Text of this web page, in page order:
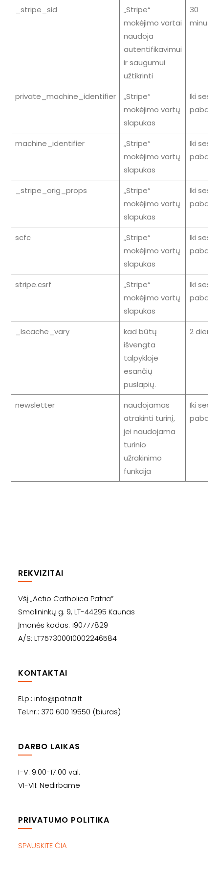
_stripe_sid
„Stripe“
mokėjimo vartai
naudoja
autentifikavimui
ir saugumui
užtikrinti
30
minutės
private_machine_identifier
„Stripe“
mokėjimo vartų
slapukas
Iki
machine_identifier
„Stripe“
mokėjimo vartų
slapukas
Iki
_stripe_orig_props
„Stripe“
mokėjimo vartų
slapukas
Iki
scfc
„Stripe“
mokėjimo vartų
slapukas
Iki
stripe.csrf
„Stripe“
mokėjimo vartų
slapukas
Iki
_lscache_vary
kad būtų
išvengta
talpykloje
esančių
puslapių.
2
newsletter
naudojamas
atrakinti turinį,
jei naudojama
turinio
užrakinimo
funkcija
Iki
REKVIZITAI
Všį „Actio Catholica Patria”
Smalininkų g. 9, LT-44295 Kaunas
Įmonės kodas: 190777829
A/S: LT757300010002246584
KONTAKTAI
El.p.: info@patria.lt
Tel.nr.: 370 600 19550 (biuras)
DARBO LAIKAS
I-V: 9:00-17:00 val.
VI-VII: Nedirbame
PRIVATUMO POLITIKA
SPAUSKITE ČIA